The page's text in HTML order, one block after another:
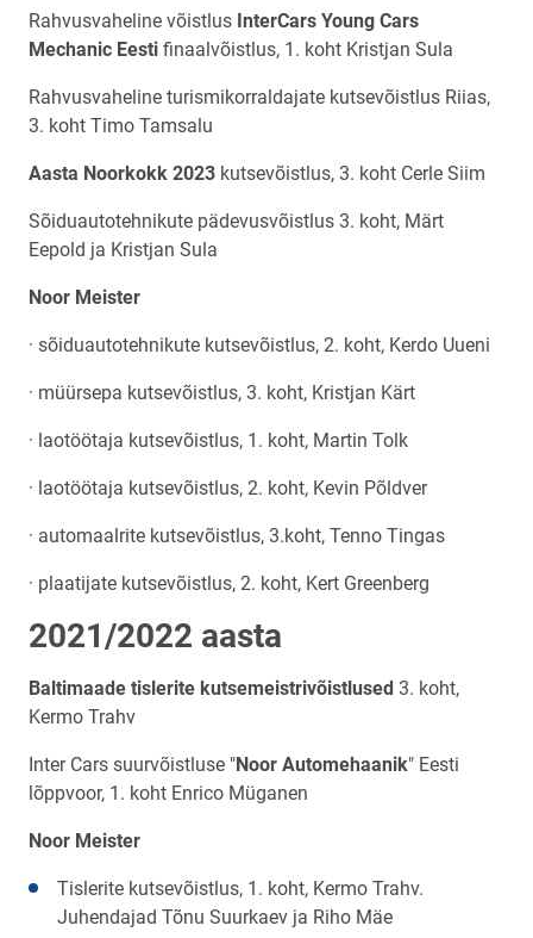
Rahvusvaheline võistlus InterCars Young Cars
Mechanic Eesti finaalvõistlus, 1. koht Kristjan Sula
Rahvusvaheline turismikorraldajate kutsevõistlus Riias,
3. koht Timo Tamsalu
Aasta Noorkokk 2023 kutsevõistlus, 3. koht Cerle Siim
Sõiduautotehnikute pädevusvõistlus 3. koht, Märt
Eepold ja Kristjan Sula
Noor Meister
· sõiduautotehnikute kutsevõistlus, 2. koht, Kerdo Uueni
· müürsepa kutsevõistlus, 3. koht, Kristjan Kärt
· laotöötaja kutsevõistlus, 1. koht, Martin Tolk
· laotöötaja kutsevõistlus, 2. koht, Kevin Põldver
· automaalrite kutsevõistlus, 3.koht, Tenno Tingas
· plaatijate kutsevõistlus, 2. koht, Kert Greenberg
2021/2022 aasta
Baltimaade tislerite kutsemeistrivõistlused 3. koht,
Kermo Trahv
Inter Cars suurvõistluse "Noor Automehaanik" Eesti
lõppvoor, 1. koht Enrico Müganen
Noor Meister
Tislerite kutsevõistlus, 1. koht, Kermo Trahv.
Juhendajad Tõnu Suurkaev ja Riho Mäe